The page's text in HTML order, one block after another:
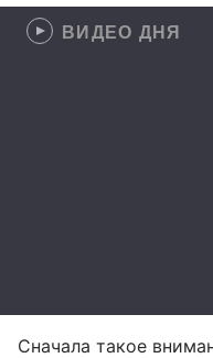
ВИДЕО ДНЯ
Сначала такое